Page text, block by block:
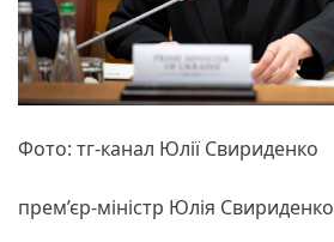
Фото: тг-канал Юлії Свириденко
прем’єр-міністр Юлія Свириденко